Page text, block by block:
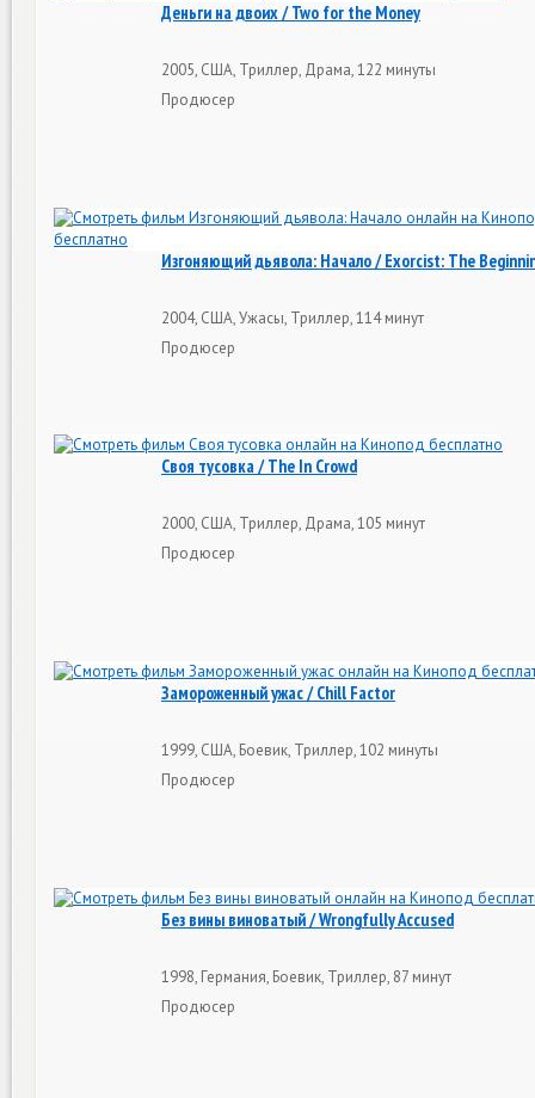
Деньги на двоих / Two for the Money
2005, США, Триллер, Драма, 122 минуты
Продюсер
Изгоняющий дьявола: Начало / Exorcist: The
2004, США, Ужасы, Триллер, 114 минут
Продюсер
Своя тусовка / The In Crowd
2000, США, Триллер, Драма, 105 минут
Продюсер
Замороженный ужас / Chill Factor
1999, США, Боевик, Триллер, 102 минуты
Продюсер
Без вины виноватый / Wrongfully Accused
1998, Германия, Боевик, Триллер, 87 минут
Продюсер